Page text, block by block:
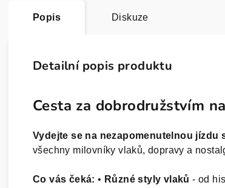
Popis Diskuze
Detailní popis produktu
Cesta za dobrodružstvím
Vydejte se na nezapomenutelnou
všechny milovníky vlaků, dopravy a
Co vás čeká: • Různé styly vlaků - od